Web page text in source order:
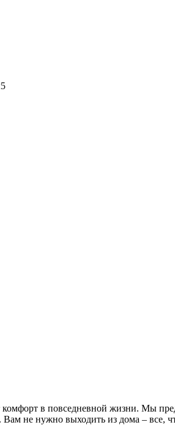
комфорт в повседневной жизни. Мы
не нужно выходить из дома – все,